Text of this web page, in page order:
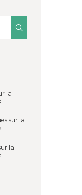
la
sur la
la